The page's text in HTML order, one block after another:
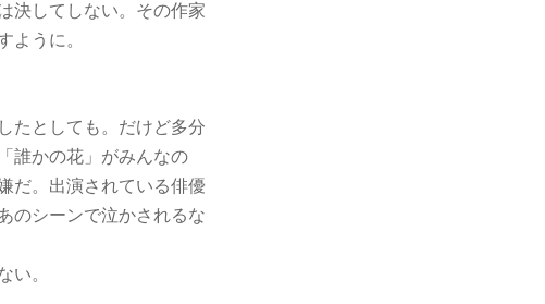
決してしない。その作家
ように。
たとしても。だけど多分
誰かの花」がみんなの
だ。出演されている俳優
のシーンで泣かされるな
い。